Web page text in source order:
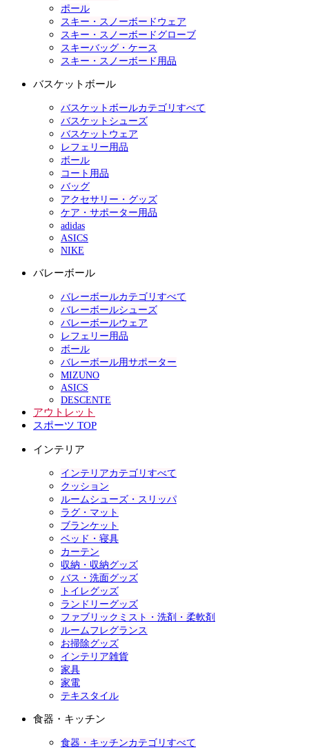
ポール
スキー・スノーボードウェア
スキー・スノーボードグローブ
スキーバッグ・ケース
スキー・スノーボード用品
バスケットボール
バスケットボールカテゴリすべて
バスケットシューズ
バスケットウェア
レフェリー用品
ボール
コート用品
バッグ
アクセサリー・グッズ
ケア・サポーター用品
adidas
ASICS
NIKE
バレーボール
バレーボールカテゴリすべて
バレーボールシューズ
バレーボールウェア
レフェリー用品
ボール
バレーボール用サポーター
MIZUNO
ASICS
DESCENTE
アウトレット
スポーツ TOP
インテリア
インテリアカテゴリすべて
クッション
ルームシューズ・スリッパ
ラグ・マット
ブランケット
ベッド・寝具
カーテン
収納・収納グッズ
バス・洗面グッズ
トイレグッズ
ランドリーグッズ
ファブリックミスト・洗剤・柔軟剤
ルームフレグランス
お掃除グッズ
インテリア雑貨
家具
家電
テキスタイル
食器・キッチン
食器・キッチンカテゴリすべて